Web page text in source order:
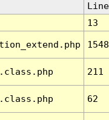
Line
13
1548
211
62